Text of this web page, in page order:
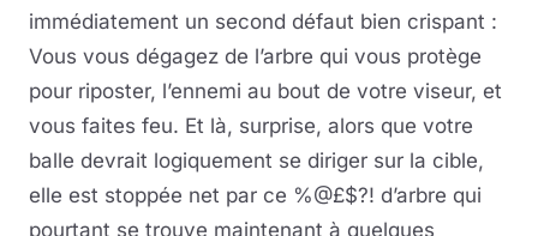
immédiatement un second défaut bien crispant :
Vous vous dégagez de l’arbre qui vous protège
pour riposter, l’ennemi au bout de votre viseur, et
vous faites feu. Et là, surprise, alors que votre
balle devrait logiquement se diriger sur la cible,
elle est stoppée net par ce %@£$?! d’arbre qui
pourtant se trouve maintenant à quelques